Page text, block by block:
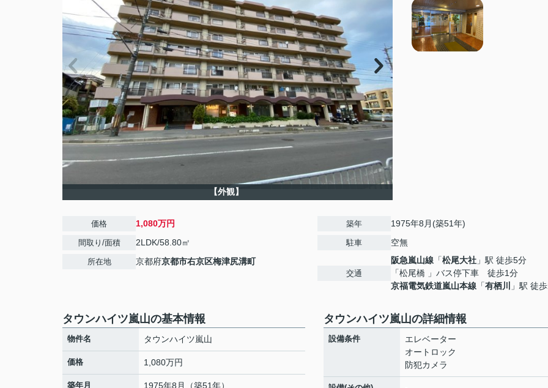
【外観】
価格 1,080万円
間取り/面積 2LDK/58.80㎡
所在地 京都府京都市右京区梅津尻溝町
築年 1975年8月(築51年)
駐車 空無
交通
阪急嵐山線 「松尾大社 」駅 徒歩5分
「松尾橋 」バス停下車 徒歩1分
京福電気鉄道嵐山本線 「有栖川 」駅 徒
タウンハイツ嵐山の基本情報
物件名 タウンハイツ嵐山
価格 1,080万円
築年月 1975年8月（築51年）
タウンハイツ嵐山の詳細情報
設備条件
エレベーター
オートロック
防犯カメラ